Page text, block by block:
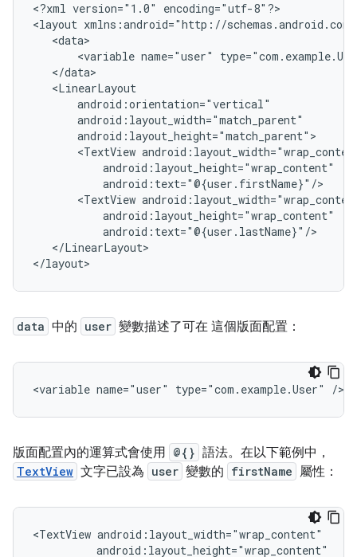
<?xml version="1.0"
encoding="utf-8"?>
<layout
<variable name="user"
<TextView
<TextView
</LinearLayout>
data 中的 user 變數描述了可在 這個版面配置：
<variable name="user" type="com.example.User"
版面配置內的運算式會使用 @{} 語法。在以下範例中，
TextView 文字已設為 user 變數的 firstName 屬性：
<TextView